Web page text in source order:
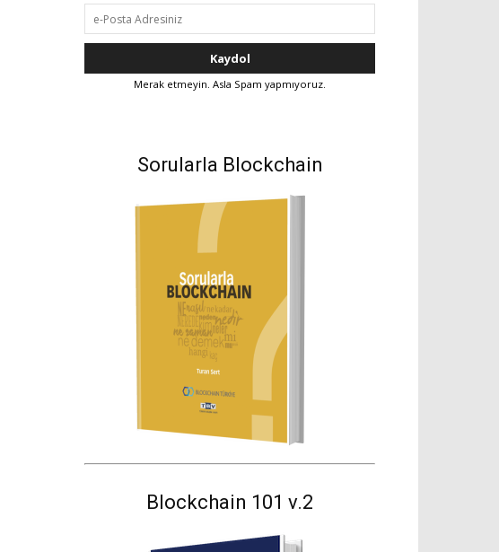
Merak etmeyin. Asla Spam yapmıyoruz.
Sorularla Blockchain
Blockchain 101 v.2